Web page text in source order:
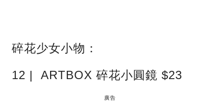
碎花少女小物：
12 | ARTBOX 碎花小圓鏡 $23
廣告